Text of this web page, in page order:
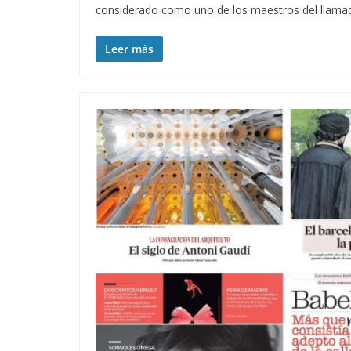
considerado como uno de los maestros del
Leer más